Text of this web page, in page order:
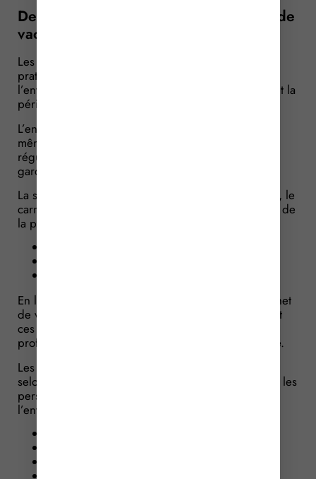
De nouvelles compétences en matière de
vaccination et de prescription !
Les sages-femmes peuvent désormais prescrire et
pratiquer les vaccinations sur les personnages de
l’entourage de la mère, dès sa grossesse et pendant la
période de 8 semaines qui suit l’accouchement.
L’entourage comprend les personnes vivant dans le
même domicile que l’enfant ou fréquentant
régulièrement ce domicile, ou étant chargées de sa
garde régulière en ce lieu.
La sage-femme doit inscrire dans le carnet de santé, le
carnet de vaccination ou le dossier médical partagé de
la personne vaccinée :
En l’absence de dossier médical partagé ou de carnet
de vaccination électronique, la sage-femme transmet
ces informations dans le respect du secret
professionnel au médecin traitant de cette personne.
Les vaccins qui peuvent être pratiqués et prescrits,
selon la réglementation, par les sages-femmes chez les
personnes de l’entourage de l’enfant ou de
l’entourage de la femme enceinte sont les suivants :